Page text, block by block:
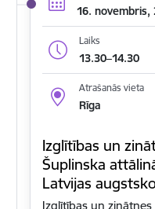
16. novembris,
Laiks
13.30–14.30
Atrašanās vieta
Rīga
Izglītības un
Šuplinska
Latvijas
Izglītības un